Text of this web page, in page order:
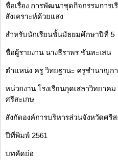
ชื่อเรื่อง การพัฒนาชุดกิจกรรมการเ
สังเคราะห์ด้วยแสง
สำหรับนักเรียนชั้นมัธยมศึกษาปีที่ 5
ชื่อผู้รายงาน นางธีราพร ขันทะเสน
ตำแหน่ง ครู วิทยฐานะ ครูชำนาญก
หน่วยงาน โรงเรียนกุดเสลาวิทยาค
ศรีสะเกษ
สังกัดองค์การบริหารส่วนจังหวัดศรีส
ปีที่พิมพ์ 2561
บทคัดย่อ